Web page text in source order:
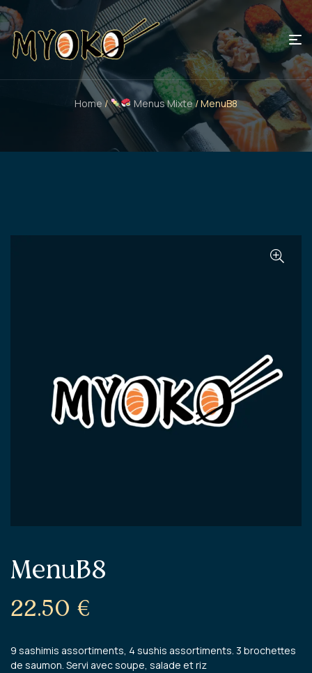
Home/ Menus Mixte/ MenuB8
MenuB8
22.50 €
9 sashimis assortiments, 4 sushis assortiments. 3 brochettes
de saumon. Servi avec soupe, salade et riz